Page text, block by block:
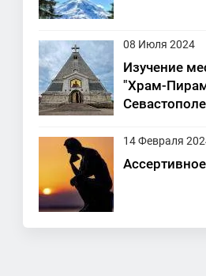
08 Июля 2024
Изучение
"Храм-
Севастополе
14 Февраля